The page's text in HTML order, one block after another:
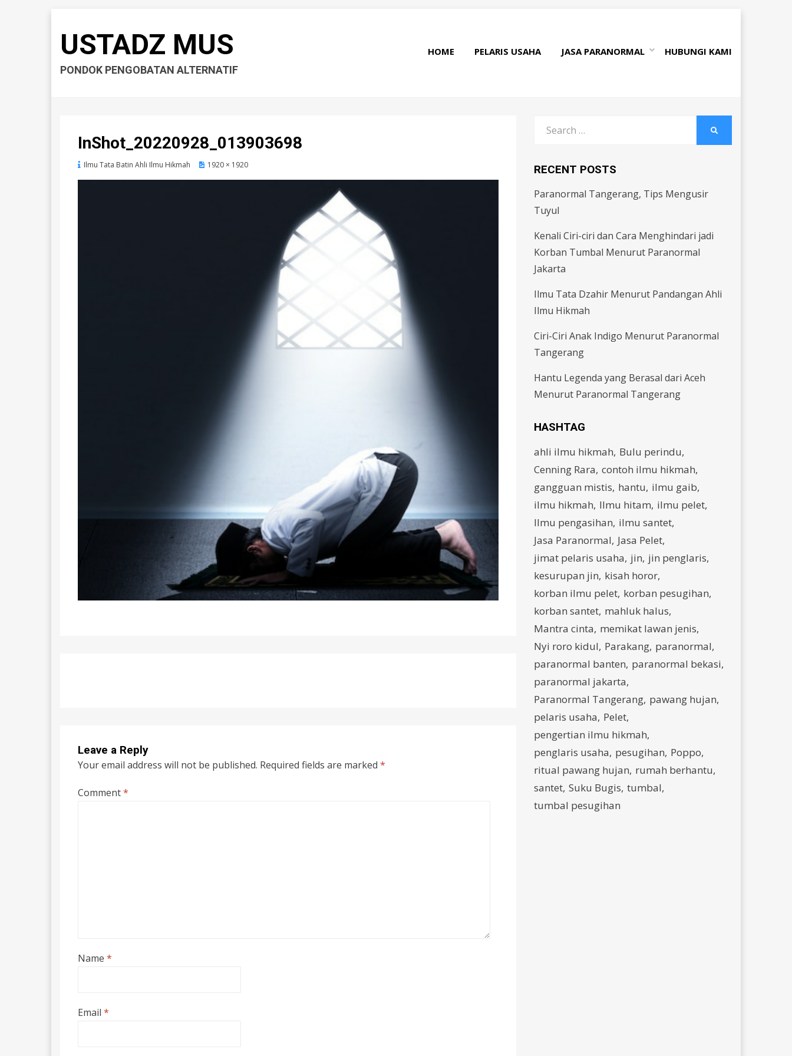
USTADZ MUS
PONDOK PENGOBATAN ALTERNATIF
HOME PELARIS USAHA JASA PARANORMAL HUBUNGI KAMI
InShot_20220928_013903698
Ilmu Tata Batin Ahli Ilmu Hikmah 1920 × 1920
Leave a Reply
Your email address will not be published. Required fields are marked *
Comment*
Name *
Email *
RECENT POSTS
Paranormal Tangerang, Tips Mengusir
Tuyul
Kenali Ciri-ciri dan Cara Menghindari jadi
Korban Tumbal Menurut Paranormal
Jakarta
Ilmu Tata Dzahir Menurut Pandangan Ahli
Ilmu Hikmah
Ciri-Ciri Anak Indigo Menurut Paranormal
Tangerang
Hantu Legenda yang Berasal dari Aceh
Menurut Paranormal Tangerang
HASHTAG
ahli ilmu hikmah Bulu perindu
Cenning Rara contoh ilmu hikmah
gangguan mistis hantu ilmu gaib
ilmu hikmah Ilmu hitam ilmu pelet
Ilmu pengasihan ilmu santet
Jasa Paranormal Jasa Pelet
jimat pelaris usaha jin jin penglaris
kesurupan jin kisah horor
korban ilmu pelet korban pesugihan
korban santet mahluk halus
Mantra cinta memikat lawan jenis
Nyi roro kidul Parakang paranormal
paranormal banten paranormal bekasi
paranormal jakarta
Paranormal Tangerang pawang hujan
pelaris usaha Pelet
pengertian ilmu hikmah
penglaris usaha pesugihan Poppo
ritual pawang hujan rumah berhantu
santet Suku Bugis tumbal
tumbal pesugihan